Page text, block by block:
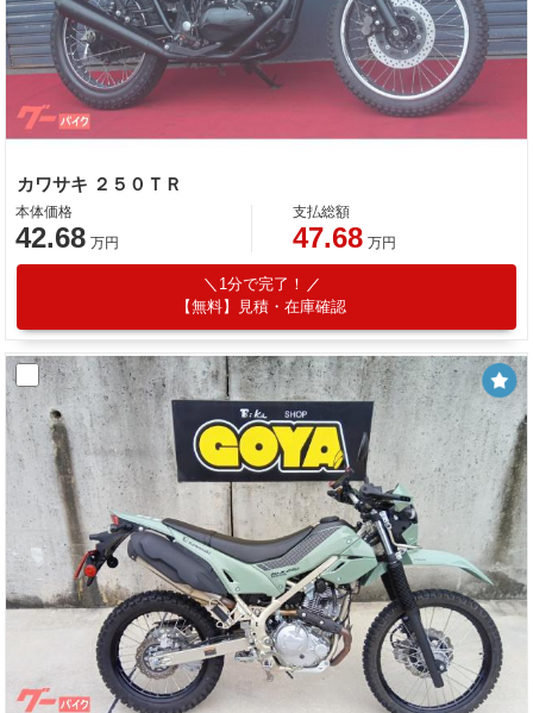
カワサキ ２５０ＴＲ
本体価格
42.68 万円
支払総額
47.68 万円
1分で完了！
【無料】見積・在庫確認